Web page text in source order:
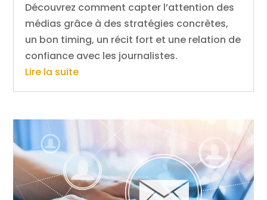
Découvrez comment capter l’attention des
médias grâce à des stratégies concrètes,
un bon timing, un récit fort et une relation de
confiance avec les journalistes.
Lire la suite